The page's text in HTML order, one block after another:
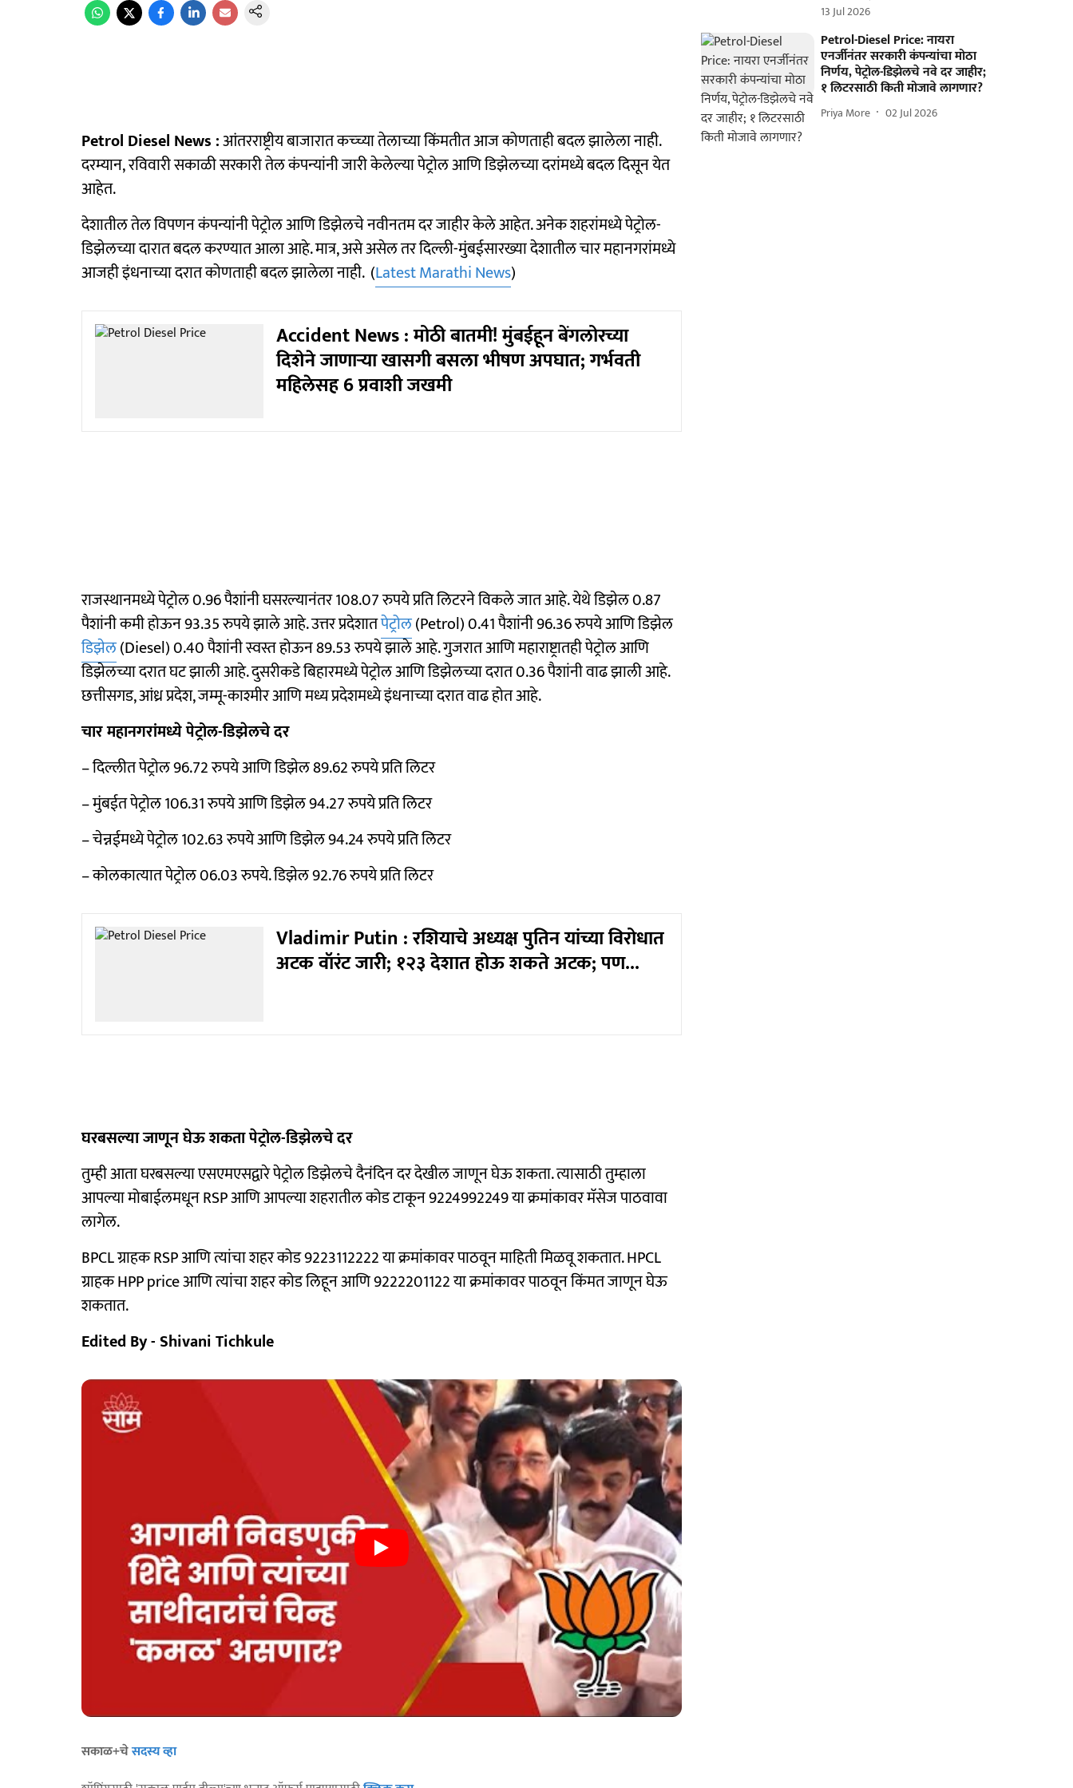
Petrol Diesel News :आंतरराष्ट्रीय बाजारात कच्च्या तेलाच्या किंमतीत आज कोणताही बदल झालेला नाही.
दरम्यान, रविवारी सकाळी सरकारी तेल कंपन्यांनी जारी केलेल्या पेट्रोल आणि डिझेलच्या दरांमध्ये बदल दिसून येत
आहेत.
देशातील तेल विपणन कंपन्यांनी पेट्रोल आणि डिझेलचे नवीनतम दर जाहीर केले आहेत. अनेक शहरांमध्ये पेट्रोल-
डिझेलच्या दारात बदल करण्यात आला आहे. मात्र, असे असेल तर दिल्ली-मुंबईसारख्या देशातील चार महानगरांमध्ये
आजही इंधनाच्या दरात कोणताही बदल झालेला नाही. (Latest Marathi News)
Accident News : मोठी बातमी! मुंबईहून बेंगलोरच्या
दिशेने जाणाऱ्या खासगी बसला भीषण अपघात; गर्भवती
महिलेसह 6 प्रवाशी जखमी
राजस्थानमध्ये पेट्रोल 0.96 पैशांनी घसरल्यानंतर 108.07 रुपये प्रति लिटरने विकले जात आहे. येथे डिझेल 0.87
पैशांनी कमी होऊन 93.35 रुपये झाले आहे. उत्तर प्रदेशातपेट्रोल(Petrol) 0.41 पैशांनी 96.36 रुपये आणि डिझेल
डिझेल(Diesel) 0.40 पैशांनी स्वस्त होऊन 89.53 रुपये झाले आहे. गुजरात आणि महाराष्ट्रातही पेट्रोल आणि
डिझेलच्या दरात घट झाली आहे. दुसरीकडे बिहारमध्ये पेट्रोल आणि डिझेलच्या दरात 0.36 पैशांनी वाढ झाली आहे.
छत्तीसगड, आंध्र प्रदेश, जम्मू-काश्मीर आणि मध्य प्रदेशमध्ये इंधनाच्या दरात वाढ होत आहे.
चार महानगरांमध्ये पेट्रोल-डिझेलचे दर
– दिल्लीत पेट्रोल 96.72 रुपये आणि डिझेल 89.62 रुपये प्रति लिटर
– मुंबईत पेट्रोल 106.31 रुपये आणि डिझेल 94.27 रुपये प्रति लिटर
– चेन्नईमध्ये पेट्रोल 102.63 रुपये आणि डिझेल 94.24 रुपये प्रति लिटर
– कोलकात्यात पेट्रोल 06.03 रुपये. डिझेल 92.76 रुपये प्रति लिटर
Vladimir Putin : रशियाचे अध्यक्ष पुतिन यांच्या विरोधात
अटक वॉरंट जारी; १२३ देशात होऊ शकते अटक; पण...
घरबसल्या जाणून घेऊ शकता पेट्रोल-डिझेलचे दर
तुम्ही आता घरबसल्या एसएमएसद्वारे पेट्रोल डिझेलचे दैनंदिन दर देखील जाणून घेऊ शकता. त्यासाठी तुम्हाला
आपल्या मोबाईलमधून RSP आणि आपल्या शहरातील कोड टाकून 9224992249 या क्रमांकावर मॅसेज पाठवावा
लागेल.
BPCL ग्राहक RSP आणि त्यांचा शहर कोड 9223112222 या क्रमांकावर पाठवून माहिती मिळवू शकतात. HPCL
ग्राहक HPP price आणि त्यांचा शहर कोड लिहून आणि 9222201122 या क्रमांकावर पाठवून किंमत जाणून घेऊ
शकतात.
Edited By - Shivani Tichkule
सकाळ+चेसदस्य व्हा
13 Jul 2026
Petrol-Diesel Price: नायरा
एनर्जीनंतर सरकारी कंपन्यांचा मोठा
निर्णय, पेट्रोल-डिझेलचे नवे दर जाहीर;
१ लिटरसाठी किती मोजावे लागणार?
Priya More 02 Jul 2026